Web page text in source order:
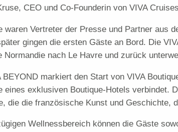
CEO und Co-Founderin von VIVA
waren Vertreter der Presse und Partner aus
gingen die ersten Gäste an Bord. Die
Normandie nach Le Havre und zurück
BEYOND markiert den Start von VIVA
eines exklusiven Boutique-Hotels verbindet.
die die französische Kunst und Geschichte,
Wellnessbereich können die Gäste